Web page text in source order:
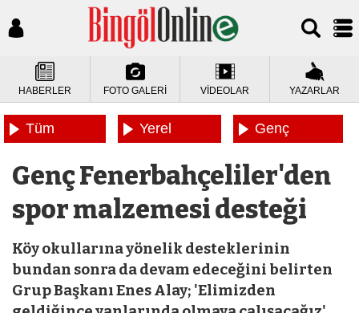
HABERLER FOTO GALERİ VİDEOLAR YAZARLAR
Tüm
Yerel
Genç
Genç Fenerbahçeliler'den
spor malzemesi desteği
Köy okullarına yönelik desteklerinin
bundan sonra da devam edeceğini belirten
Grup Başkanı Enes Alay; 'Elimizden